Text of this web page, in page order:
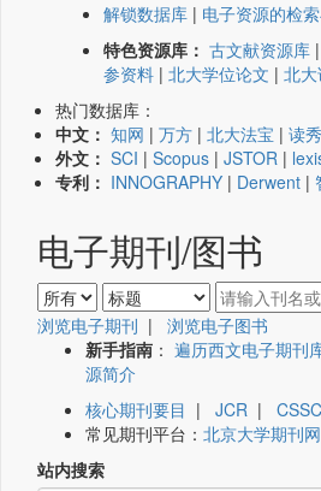
解锁数据库 | 电子资源的检
特色资源库： 古文献资源库 |
参资料 | 北大学位论文 | 北
热门数据库：
中文： 知网 | 万方 | 北大法宝 | 读秀
外文： SCI | Scopus | JSTOR |
专利： INNOGRAPHY | Derwent |
电子期刊/图书
浏览电子期刊 | 浏览电子图书
新手指南 ： 遍历西文电子期刊
源简介
核心期刊要目 | JCR |
常见期刊平台： 北京大学期刊网
站内搜索